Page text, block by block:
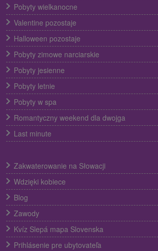
Pobyty wielkanocne
Valentine pozostaje
Halloween pozostaje
Pobyty zimowe narciarskie
Pobyty jesienne
Pobyty letnie
Pobyty w spa
Romantyczny weekend dla dwojga
Last minute
Zakwaterowanie na Słowacji
Wdzięki kobiece
Blog
Zawody
Kvíz Slepá mapa Slovenska
Prihlásenie pre ubytovateľa